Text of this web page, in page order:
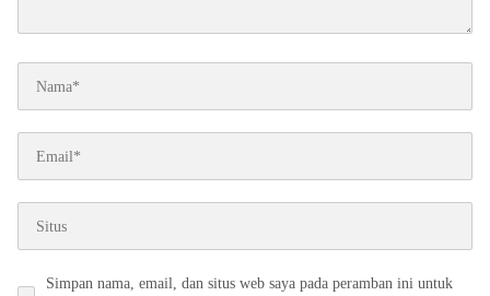
Simpan nama, email, dan situs web saya pada peramban ini untuk